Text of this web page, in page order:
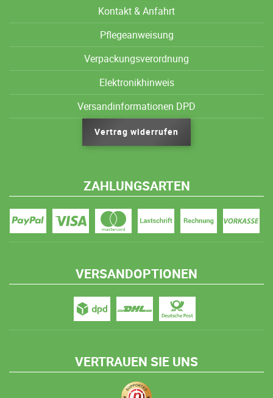
Kontakt & Anfahrt
Pflegeanweisung
Verpackungsverordnung
Elektronikhinweis
Versandinformationen DPD
Vertrag widerrufen
ZAHLUNGSARTEN
VERSANDOPTIONEN
VERTRAUEN SIE UNS